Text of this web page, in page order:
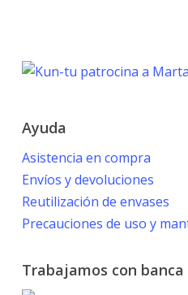
Ayuda
Asistencia en compra
Envíos y devoluciones
Reutilización de envases
Precauciones de uso y
Trabajamos con banca